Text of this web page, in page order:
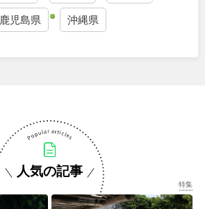
鹿児島県 沖縄県
人気の記事
特集